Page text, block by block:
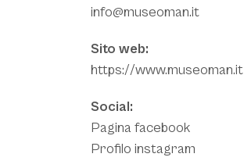
info@museoman.it
Sito web:
https://www.museoman.it
Social:
Pagina facebook
Profilo instagram